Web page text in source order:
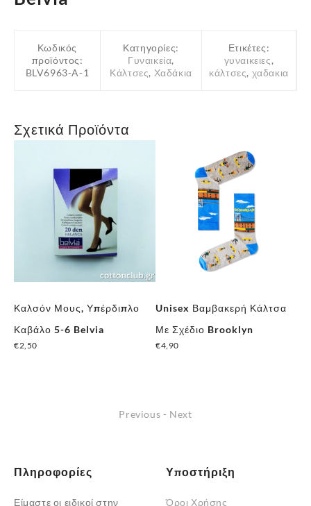
Κωδικός
προϊόντος:
BLV6963-A-1
Κατηγορίες:
Γυναικεία,
Κάλτσες, Χαδάκια
Ετικέτες:
γυναικειες,
κάλτσες, χαδακια
Σχετικά Προϊόντα
Καλσόν Μους, Υπέρδιπλο
Καβάλο 5-6 Belvia
€2,50
Οι
μπορούν
Unisex Βαμβακερή Κάλτσα
Με Σχέδιο Brooklyn
€4,90
Previous - Next
Πληροφορίες
Είμαστε οι ειδικοί στην
Υποστήριξη
Όροι Χρήσης